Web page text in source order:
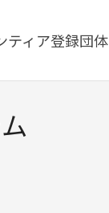
ティア登録団体